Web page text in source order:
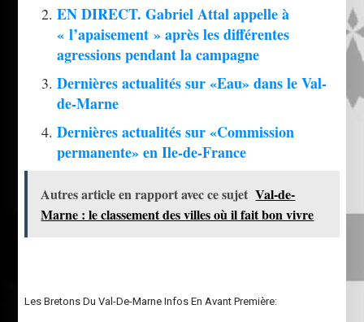
EN DIRECT. Gabriel Attal appelle à
« l’apaisement » après les différentes
agressions pendant la campagne
Dernières actualités sur «Eau» dans le Val-
de-Marne
Dernières actualités sur «Commission
permanente» en Ile-de-France
Autres article en rapport avec ce sujet Val-de-
Marne : le classement des villes où il fait bon vivre
Les Bretons Du Val-De-Marne Infos En Avant Première: